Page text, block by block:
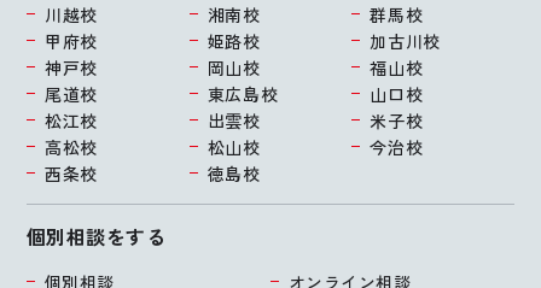
個別相談をする
個別相談 オンライン相談
川越校 湘南校
群馬校
甲府校
姫路校
加古川校
神戸校
岡山校
福山校
尾道校
東広島校
山口校
松江校
出雲校
米子校
高松校
松山校
今治校
西条校
徳島校